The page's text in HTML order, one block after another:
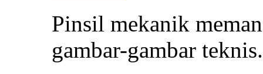
Pinsil mekanik
gambar-gambar